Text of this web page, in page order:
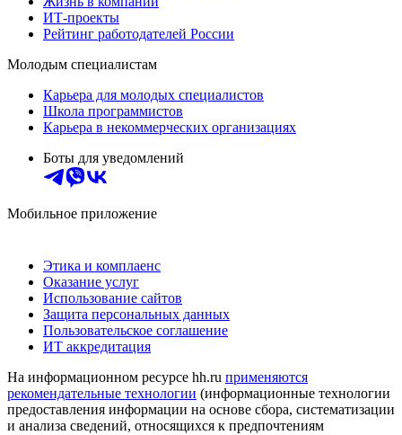
ИТ-проекты
Рейтинг работодателей России
Молодым специалистам
Карьера для молодых специалистов
Школа программистов
Карьера в некоммерческих организациях
Боты для уведомлений
Мобильное приложение
Этика и комплаенс
Оказание услуг
Использование сайтов
Защита персональных данных
Пользовательское соглашение
ИТ аккредитация
На информационном ресурсе hh.ru применяются
рекомендательные технологии (информационные технологии
предоставления информации на основе сбора, систематизации
и анализа сведений, относящихся к предпочтениям